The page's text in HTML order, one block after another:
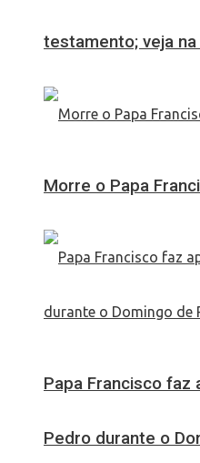
testamento; veja
Morre o Papa
Papa Francisco faz
Pedro durante o